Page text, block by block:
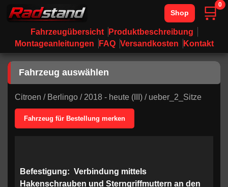
Fahrzeugübersicht
Produktbeschreibung
Montageanleitungen
FAQ Versandkosten Kontakt
Shop 🛒0
Fahrzeug auswählen
Citroen / Berlingo / 2018 - heute (III) / ueber_2_Sitze
Fahrzeug für Bestellung merken
Befestigung: Verbindung mittels
Hakenschrauben und Sterngriffmuttern an den